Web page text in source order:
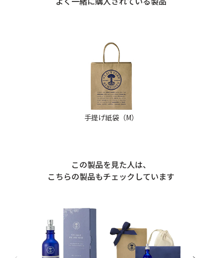
手提げ紙袋（M）
この製品を見た人は、
こちらの製品もチェックしています